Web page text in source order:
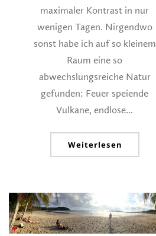
maximaler Kontrast in nur
wenigen Tagen. Nirgendwo
sonst habe ich auf so kleinem
Raum eine so
abwechslungsreiche Natur
gefunden: Feuer speiende
Vulkane, endlose...
Weiterlesen